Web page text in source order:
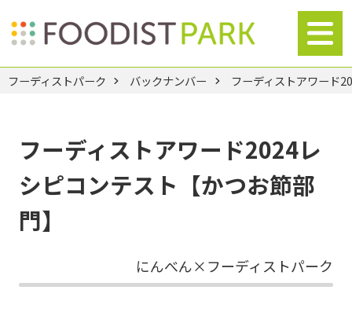
フーディストパーク バックナンバー フーディストアワード
フーディストアワード2024レ
シピコンテスト【かつお節部
門】
にんべん×フーディストパーク